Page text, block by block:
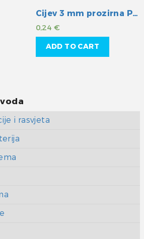
Cijev 3 mm prozirna PVC
0,24 €
ADD TO CART
i rasvjeta